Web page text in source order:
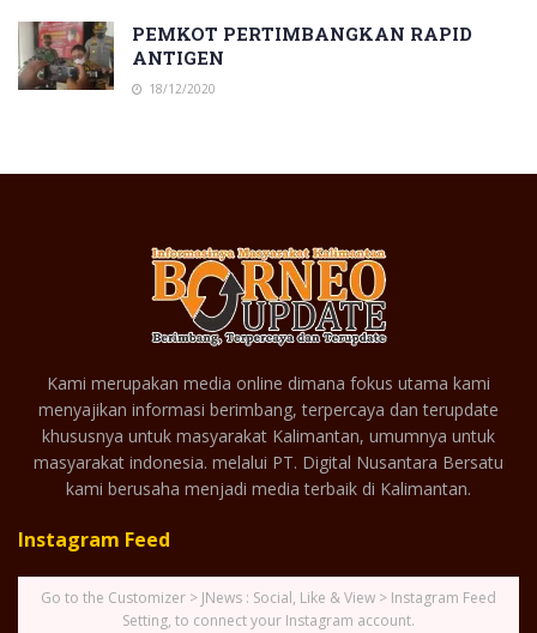
PEMKOT PERTIMBANGKAN RAPID
ANTIGEN
18/12/2020
Kami merupakan media online dimana fokus utama kami
menyajikan informasi berimbang, terpercaya dan terupdate
khususnya untuk masyarakat Kalimantan, umumnya untuk
masyarakat indonesia. melalui PT. Digital Nusantara Bersatu
kami berusaha menjadi media terbaik di Kalimantan.
Instagram Feed
Go to the Customizer > JNews : Social, Like & View > Instagram Feed
Setting, to connect your Instagram account.